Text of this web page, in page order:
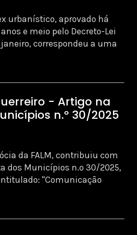
urbanístico, aprovado há
e meio pelo Decreto-Lei
janeiro, correspondeu a uma
- Artigo na
n.º 30/2025
da FALM, contribuiu com
dos Municípios n.º 30/2025,
intitulado: "Comunicação